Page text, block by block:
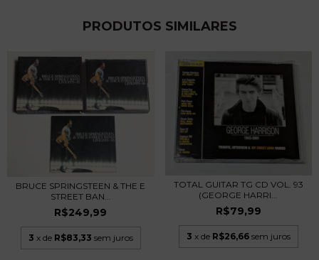
PRODUTOS SIMILARES
BRUCE SPRINGSTEEN & THE E
STREET BAN...
R$249,99
3 x de R$83,33 sem juros
TOTAL GUITAR TG CD VOL. 93
(GEORGE HARRI...
R$79,99
3 x de R$26,66 sem juros